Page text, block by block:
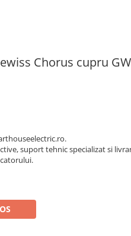
Chorus cupru
suport tehnic specializat si